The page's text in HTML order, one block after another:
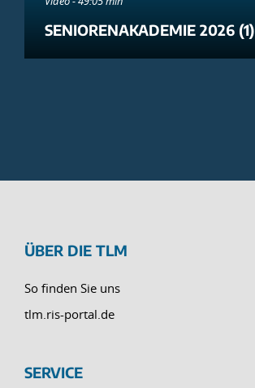
SENIORENAKADEMIE 2026 (1)
ÜBER DIE TLM
So finden Sie uns
tlm.ris-portal.de
SERVICE